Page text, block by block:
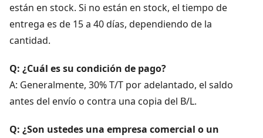
están en stock. Si no están en stock, el tiempo de
entrega es de 15 a 40 días, dependiendo de la
cantidad.
Q: ¿Cuál es su condición de pago?
A: Generalmente, 30% T/T por adelantado, el saldo
antes del envío o contra una copia del B/L.
Q: ¿Son ustedes una empresa comercial o un